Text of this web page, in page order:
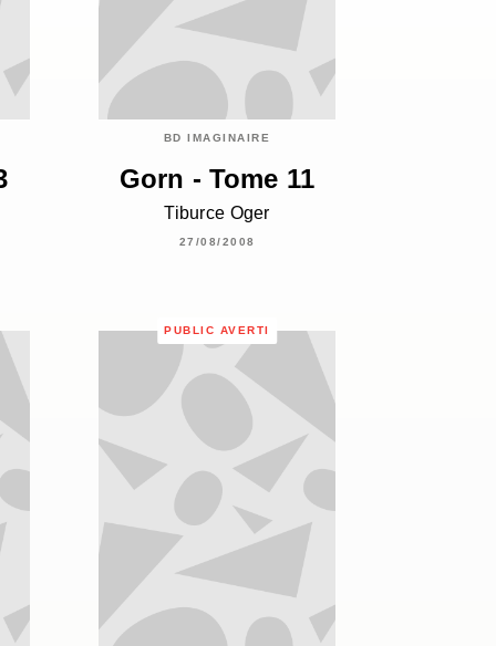
BD IMAGINAIRE
Gorn - Tome 11
Tiburce Oger
27/08/2008
PUBLIC AVERTI